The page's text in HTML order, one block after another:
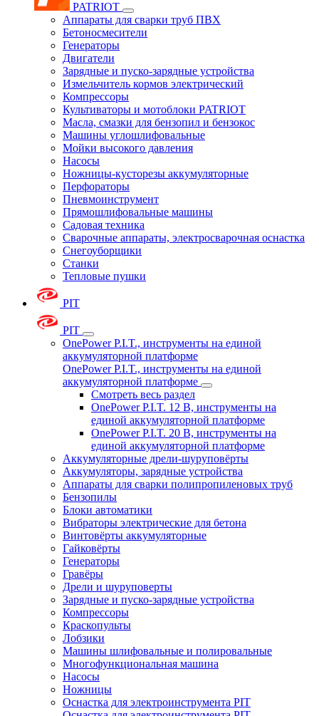
PATRIOT
Аппараты для сварки труб ПВХ
Бетоносмесители
Генераторы
Двигатели
Зарядные и пуско-зарядные устройства
Измельчитель кормов электрический
Компрессоры
Культиваторы и мотоблоки PATRIOT
Масла, смазки для бензопил и бензокос
Машины углошлифовальные
Мойки высокого давления
Насосы
Ножницы-кусторезы аккумуляторные
Перфораторы
Пневмоинструмент
Прямошлифовальные машины
Садовая техника
Сварочные аппараты, электросварочная оснастка
Снегоуборщики
Станки
Тепловые пушки
PIT
PIT
OnePower P.I.T., инструменты на единой
аккумуляторной платформе
OnePower P.I.T., инструменты на единой
аккумуляторной платформе
Смотреть весь раздел
OnePower P.I.T. 12 В, инструменты на
единой аккумуляторной платформе
OnePower P.I.T. 20 В, инструменты на
единой аккумуляторной платформе
Аккумуляторные дрели-шуруповёрты
Аккумуляторы, зарядные устройства
Аппараты для сварки полипропиленовых труб
Бензопилы
Блоки автоматики
Вибраторы электрические для бетона
Винтовёрты аккумуляторные
Гайковёрты
Генераторы
Гравёры
Дрели и шуруповерты
Зарядные и пуско-зарядные устройства
Компрессоры
Краскопульты
Лобзики
Машины шлифовальные и полировальные
Многофункциональная машина
Насосы
Ножницы
Оснастка для электроинструмента PIT